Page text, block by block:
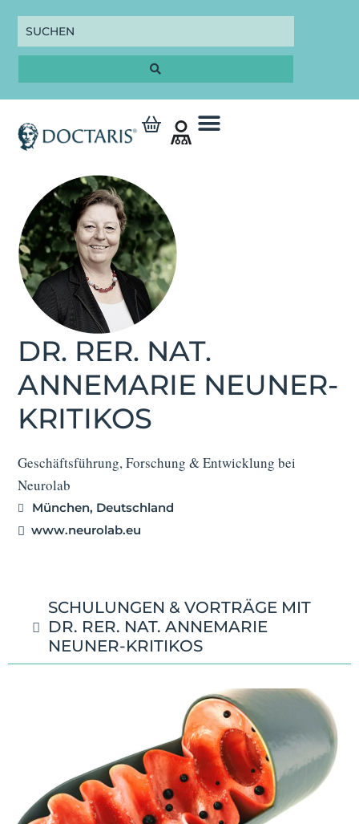
DR. RER. NAT.
ANNEMARIE NEUNER-
KRITIKOS
Geschäftsführung, Forschung & Entwicklung bei
Neurolab
München, Deutschland
www.neurolab.eu
SCHULUNGEN & VORTRÄGE MIT
DR. RER. NAT. ANNEMARIE
NEUNER-KRITIKOS